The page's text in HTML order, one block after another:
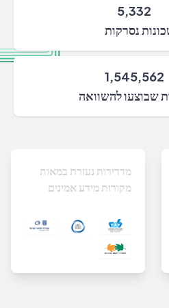
5,332
נסרקות
1,545,562
שבוצעו להשוואה
מדדירות נעזרת במאות
מקורות מידע אמינים